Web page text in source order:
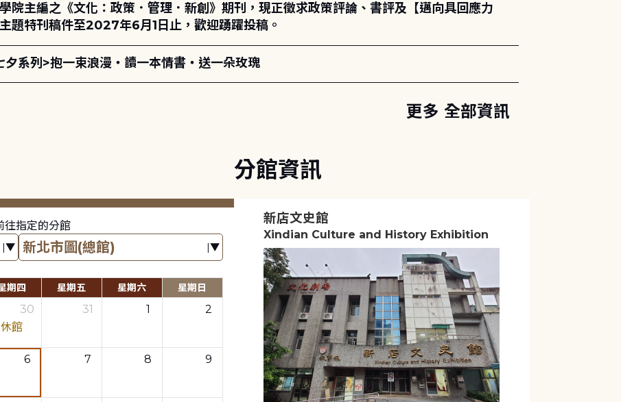
院主編之《文化：政策．管理．新創》期刊，現正徵求政策評論、書評及【邁向具回應力
題特刊稿件至2027年6月1日止，歡迎踴躍投稿。
系列>抱一束浪漫・讀一本情書・送一朵玫瑰
更多 全部資訊
往指定的分館
期四 星期五 星期六 星期日
30
休館
31 1 2
6 7 8 9
分館資訊
新店文史館
Xindian Culture and History Exhibition